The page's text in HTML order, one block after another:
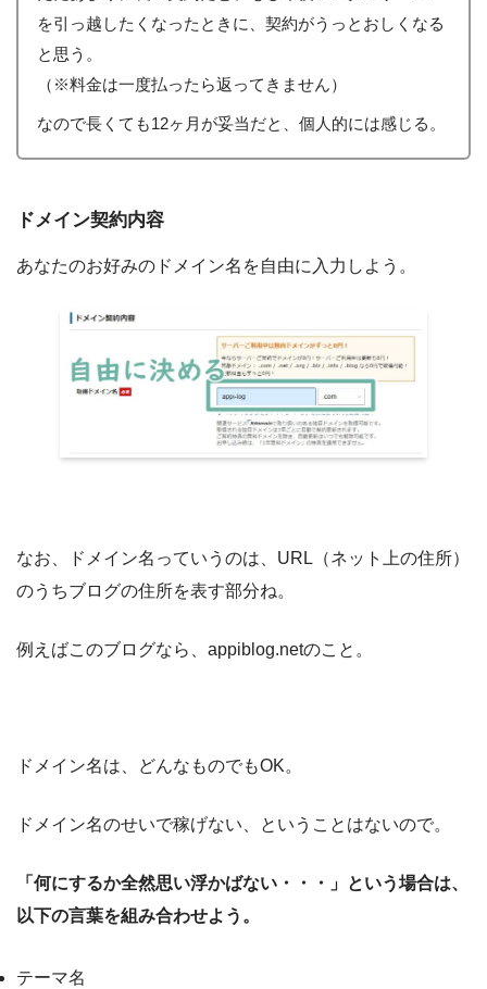
を引っ越したくなったときに、契約がうっとおしくなる
と思う。
（※料金は一度払ったら返ってきません）
なので長くても12ヶ月が妥当だと、個人的には感じる。
ドメイン契約内容
あなたのお好みのドメイン名を自由に入力しよう。
なお、ドメイン名っていうのは、URL（ネット上の住所）
のうちブログの住所を表す部分ね。
例えばこのブログなら、appiblog.netのこと。
ドメイン名は、どんなものでもOK。
ドメイン名のせいで稼げない、ということはないので。
「何にするか全然思い浮かばない・・・」という場合は、
以下の言葉を組み合わせよう。
テーマ名